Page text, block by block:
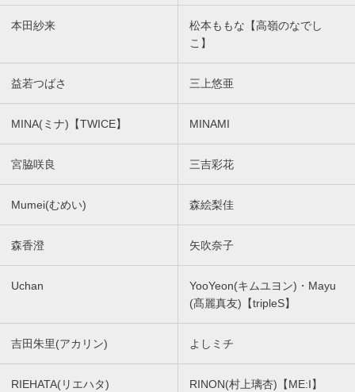
本田紗来
松本ももな【高嶺のなでし
こ】
益若つばさ 三上悠亜
MINA(ミナ)【TWICE】 MINAMI
宮脇咲良 三吉彩花
Mumei(むめい) 森絵梨佳
森香澄 矢吹奈子
Uchan
YooYeon(キムユヨン)・Mayu
(髙麗真友)【tripleS】
吉田朱里(アカリン) よしミチ
RIEHATA(リエハタ) RINON(村上璃杏)【ME:I】